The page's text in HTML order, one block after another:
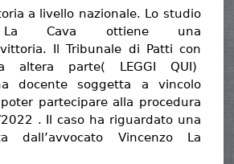
a livello nazionale. Lo studio
La Cava ottiene una
Il Tribunale di Patti con
altera parte( LEGGI QUI)
docente soggetta a vincolo
partecipare alla procedura
. Il caso ha riguardato una
dall’avvocato Vincenzo La